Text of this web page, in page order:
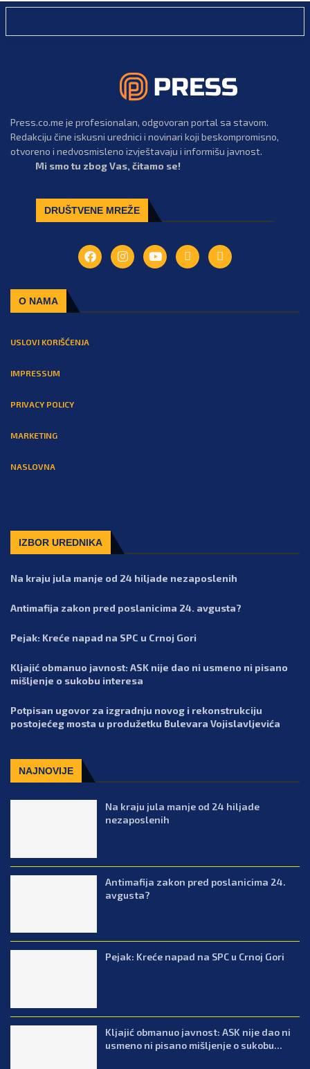
Press.co.me je profesionalan, odgovoran portal sa stavom.
Redakciju čine iskusni urednici i novinari koji beskompromisno,
otvoreno i nedvosmisleno izvještavaju i informišu javnost.
Mi smo tu zbog Vas, čitamo se!
DRUŠTVENE MREŽE
O NAMA
USLOVI KORIŠĆENJA
IMPRESSUM
PRIVACY POLICY
MARKETING
NASLOVNA
IZBOR UREDNIKA
Na kraju jula manje od 24 hiljade nezaposlenih
Antimafija zakon pred poslanicima 24. avgusta?
Pejak: Kreće napad na SPC u Crnoj Gori
Kljajić obmanuo javnost: ASK nije dao ni usmeno ni pisano
mišljenje o sukobu interesa
Potpisan ugovor za izgradnju novog i rekonstrukciju
postojećeg mosta u produžetku Bulevara Vojislavljevića
NAJNOVIJE
Na kraju jula manje od 24 hiljade
nezaposlenih
Antimafija zakon pred poslanicima 24.
avgusta?
Pejak: Kreće napad na SPC u Crnoj Gori
Kljajić obmanuo javnost: ASK nije dao ni
usmeno ni pisano mišljenje o sukobu...